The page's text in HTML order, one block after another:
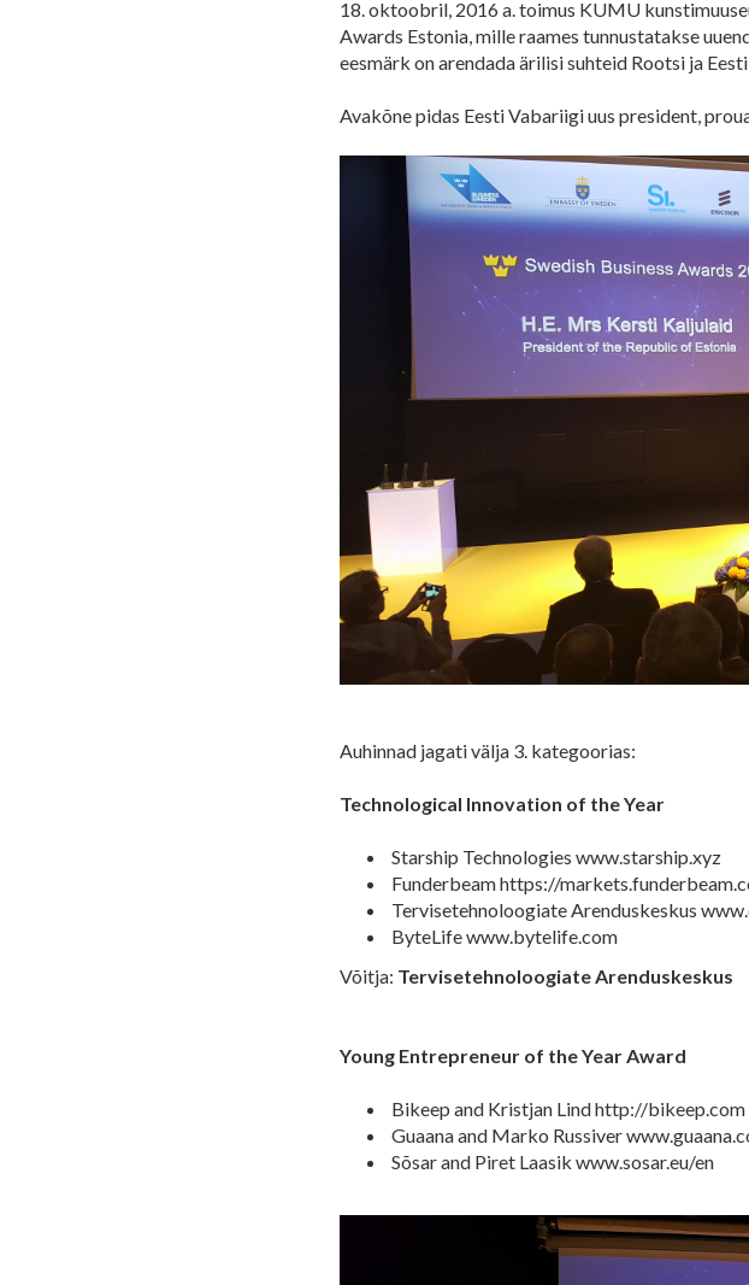
18. oktoobril, 2016 a. toimus KUMU
Awards Estonia, mille raames tunnustatakse
eesmärk on arendada ärilisi suhteid Rootsi ja
Avakõne pidas Eesti Vabariigi uus president,
Auhinnad jagati välja 3. kategoorias:
Technological Innovation of the Year
Starship Technologies www.starship.xyz
Funderbeam https://
Tervisetehnoloogiate Arenduskeskus
ByteLife www.bytelife.com
Võitja: Tervisetehnoloogiate Arenduskeskus
Young Entrepreneur of the Year Award
Bikeep and Kristjan Lind http://bikeep.com
Guaana and Marko Russiver
Sõsar and Piret Laasik www.sosar.eu/en